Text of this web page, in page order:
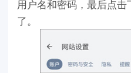
用户名和密码，最后点
了。